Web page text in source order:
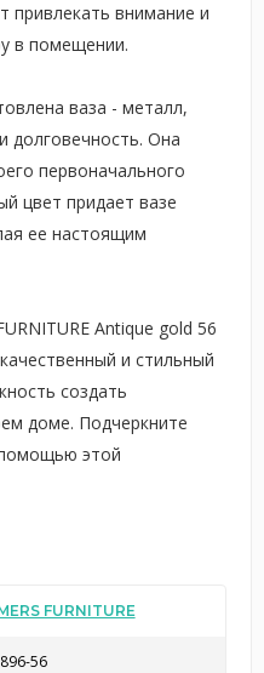
привлекать внимание и
в помещении.
ваза - металл,
долговечность. Она
первоначального
цвет придает вазе
ее настоящим
Antique gold 56
и стильный
создать
доме. Подчеркните
этой
FURNITURE
56